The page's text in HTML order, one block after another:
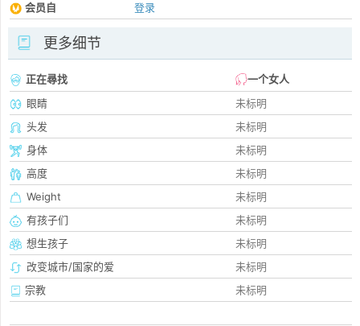
会员自
登录
更多细节
正在尋找
一个女人
眼睛
未标明
头发
未标明
身体
未标明
高度
未标明
Weight
未标明
有孩子们
未标明
想生孩子
未标明
改变城市/国家的爱
未标明
宗教
未标明